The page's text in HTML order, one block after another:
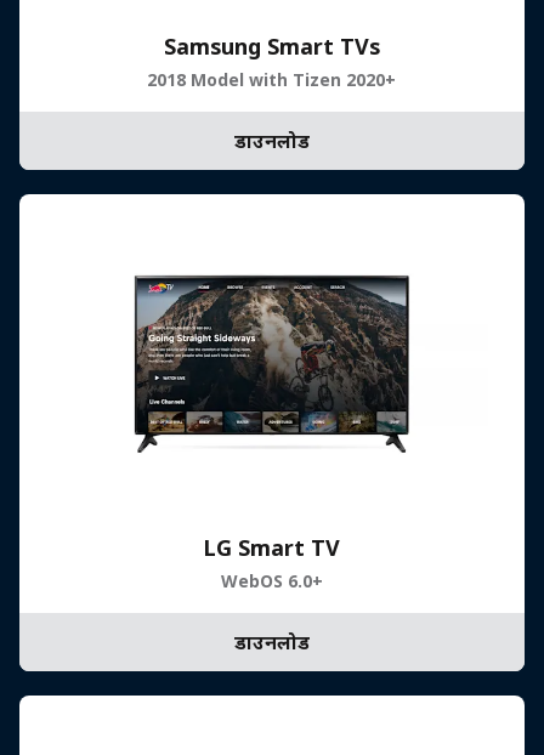
Samsung Smart TVs
2018 Model with Tizen 2020+
डाउनलोड
LG Smart TV
WebOS 6.0+
डाउनलोड